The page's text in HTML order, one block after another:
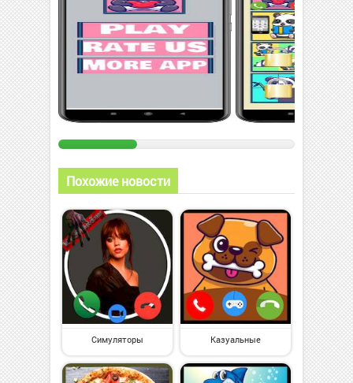
Похожие новости
Симуляторы Казуальные